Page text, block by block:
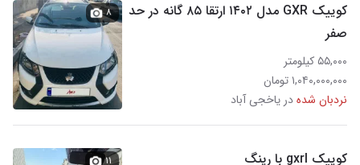
کوییک GXR مدل ۱۴۰۲ ارتقا ۸۵ گانه در حد
صفر
۵۵,۰۰۰ کیلومتر
۱,۰۴۰,۰۰۰,۰۰۰ تومان
نردبان شدهدر یاخجی آباد
۸
کوییک gxrl با رینگ ۱۱